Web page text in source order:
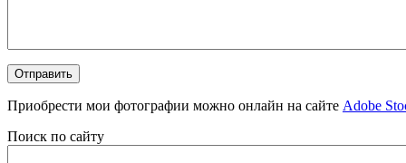
Приобрести мои фотографии можно онлайн на сайте Adobe
Поиск по сайту